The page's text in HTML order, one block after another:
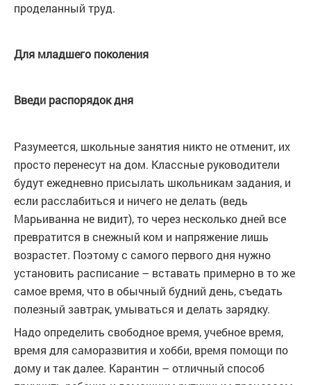
проделанный труд.
Для младшего поколения
Введи распорядок дня
Разумеется, школьные занятия никто не отменит, их
просто перенесут на дом. Классные руководители
будут ежедневно присылать школьникам задания, и
если расслабиться и ничего не делать (ведь
Марьиванна не видит), то через несколько дней все
превратится в снежный ком и напряжение лишь
возрастет. Поэтому с самого первого дня нужно
установить расписание – вставать примерно в то же
самое время, что в обычный будний день, съедать
полезный завтрак, умываться и делать зарядку.
Надо определить свободное время, учебное время,
время для саморазвития и хобби, время помощи по
дому и так далее. Карантин – отличный способ